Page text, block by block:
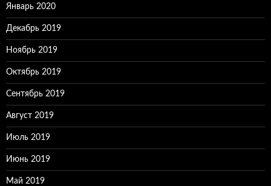
Январь 2020
Декабрь 2019
Ноябрь 2019
Октябрь 2019
Сентябрь 2019
Август 2019
Июль 2019
Июнь 2019
Май 2019